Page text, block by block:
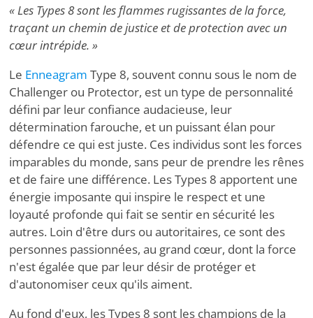
« Les Types 8 sont les flammes rugissantes de la force,
traçant un chemin de justice et de protection avec un
cœur intrépide. »
Le Enneagram Type 8, souvent connu sous le nom de
Challenger ou Protector, est un type de personnalité
défini par leur confiance audacieuse, leur
détermination farouche, et un puissant élan pour
défendre ce qui est juste. Ces individus sont les forces
imparables du monde, sans peur de prendre les rênes
et de faire une différence. Les Types 8 apportent une
énergie imposante qui inspire le respect et une
loyauté profonde qui fait se sentir en sécurité les
autres. Loin d'être durs ou autoritaires, ce sont des
personnes passionnées, au grand cœur, dont la force
n'est égalée que par leur désir de protéger et
d'autonomiser ceux qu'ils aiment.
Au fond d'eux, les Types 8 sont les champions de la